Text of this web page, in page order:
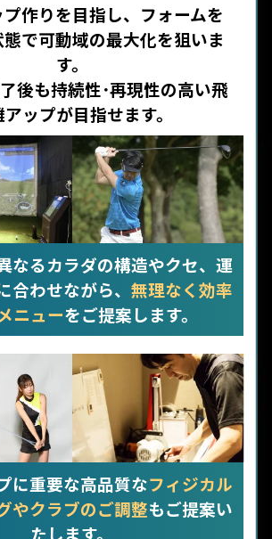
作りを目指し、フォームを
で可動域の最大化を狙いま
す。
後も持続性･再現性の高い飛
ップが目指せます。
なるカラダの構造やクセ、運
合わせながら、無理なく効率
ニューをご提案します。
に重要な高品質なフィジカル
やクラブのご調整もご提案い
たします。